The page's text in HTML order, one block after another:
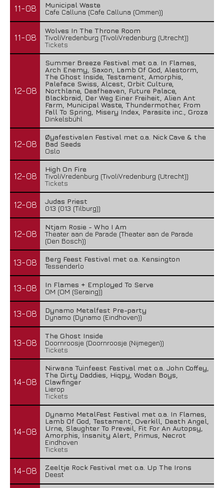
11-08
Municipal Waste
Cafe Calluna (Cafe Calluna (Ommen))
11-08
Wolves In The Throne Room
TivoliVredenburg (TivoliVredenburg (Utrecht))
Tickets
12-08
Summer Breeze Festival met o.a. In Flames,
Arch Enemy, Saxon, Lamb Of God, Alestorm,
The Ghost Inside, Testament, Amorphis,
Paleface Swiss, Alcest, Orbit Culture,
Northlane, Deafheaven, Future Palace,
Blackbraid, Der Weg Einer Freiheit, Alien Ant
Farm, Municipal Waste, Thundermother, From
Fall To Spring, Misery Index, Parasite inc., Groza
Dinkelsbühl
12-08
Øyafestivalen Festival met o.a. Nick Cave & the
Bad Seeds
Oslo
12-08
High On Fire
TivoliVredenburg (TivoliVredenburg (Utrecht))
Tickets
12-08
Judas Priest
013 (013 (Tilburg))
12-08
Ntjam Rosie - Who I Am
Theater aan de Parade (Theater aan de Parade
(Den Bosch))
13-08
Berg Feest Festival met o.a. Kensington
Tessenderlo
13-08
In Flames + Employed To Serve
OM (OM (Seraing))
13-08
Dynamo Metalfest Pre-party
Dynamo (Dynamo (Eindhoven))
13-08
The Ghost Inside
Doornroosje (Doornroosje (Nijmegen))
Tickets
14-08
Nirwana Tuinfeest Festival met o.a. John Coffey,
The Dirty Daddies, Hiqpy, Wodan Boys,
Clawfinger
Lierop
Tickets
14-08
Dynamo MetalFest Festival met o.a. In Flames,
Lamb Of God, Testament, Overkill, Death Angel,
Urne, Slaughter To Prevail, Fit For An Autopsy,
Amorphis, Insanity Alert, Primus, Necrot
Eindhoven
Tickets
14-08
Zeeltje Rock Festival met o.a. Up The Irons
Deest